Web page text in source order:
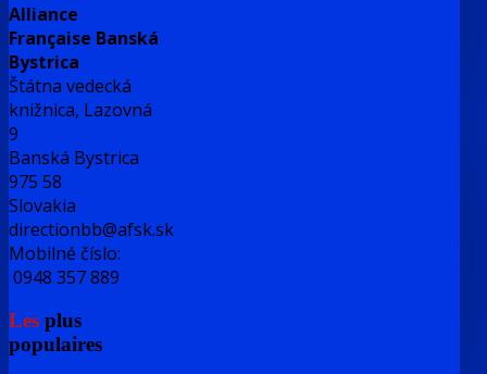
Alliance
Française Banská
Bystrica
Štátna vedecká
knižnica, Lazovná
9
Banská Bystrica
975 58
Slovakia
directionbb@afsk.sk
Mobilné číslo:
0948 357 889
Les plus
populaires